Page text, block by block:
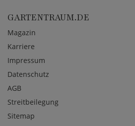
GARTENTRAUM.DE
Magazin
Karriere
Impressum
Datenschutz
AGB
Streitbeilegung
Sitemap